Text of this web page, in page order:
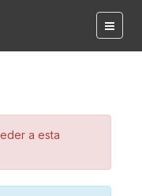
a esta